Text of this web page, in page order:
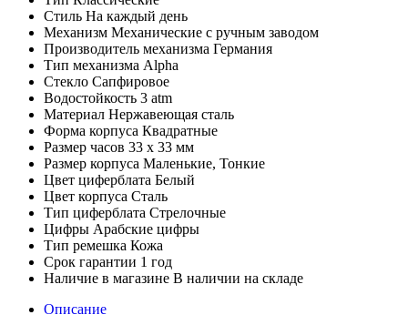
Стиль На каждый день
Механизм Механические с ручным заводом
Производитель механизма Германия
Тип механизма Alpha
Стекло Сапфировое
Водостойкость 3 atm
Материал Нержавеющая сталь
Форма корпуса Квадратные
Размер часов 33 x 33 мм
Размер корпуса Маленькие, Тонкие
Цвет циферблата Белый
Цвет корпуса Сталь
Тип циферблата Стрелочные
Цифры Арабские цифры
Тип ремешка Кожа
Срок гарантии 1 год
Наличие в магазине В наличии на складе
Описание